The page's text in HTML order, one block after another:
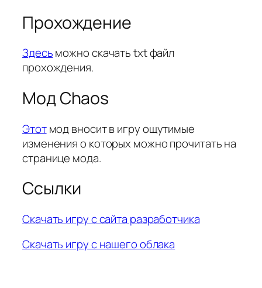
Прохождение
Здесьможно скачать txt файл
прохождения.
Мод Chaos
Этотмод вносит в игру ощутимые
изменения о которых можно прочитать на
странице мода.
Ссылки
Скачать игру с сайта разработчика
Скачать игру с нашего облака